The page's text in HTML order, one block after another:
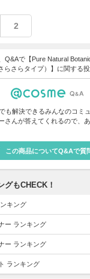
2
Q&Aで【Pure Natural
らさらタイプ）】に関する
も解決できるみんなのコミ
さんが答えてくれるので、
この商品についてQ&Aで質
グもCHECK！
キング
ー ランキング
ー ランキング
ランキング